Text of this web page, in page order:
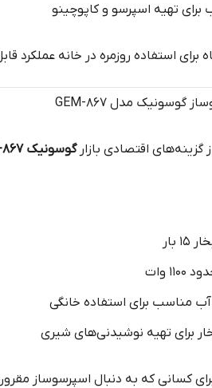
تهیه اسپرسو و کاپوچینو
برای استفاده روزمره در خانه عملکرد
گزینه‌های اقتصادی بازارگوسونیک GEM-867
بار
وات
مناسب برای استفاده خانگی
برای تهیه نوشیدنی‌های شیری
کسانی که به دنبال اسپرسوساز